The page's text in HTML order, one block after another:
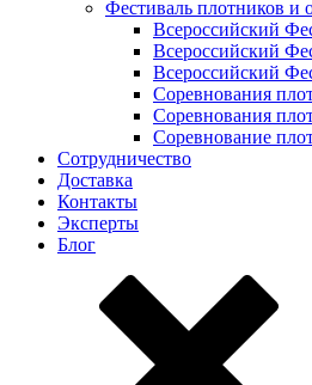
Фестиваль плотников и
Всероссийский
Всероссийский
Всероссийский
Соревнования
Соревнования
Соревнование
Сотрудничество
Доставка
Контакты
Эксперты
Блог